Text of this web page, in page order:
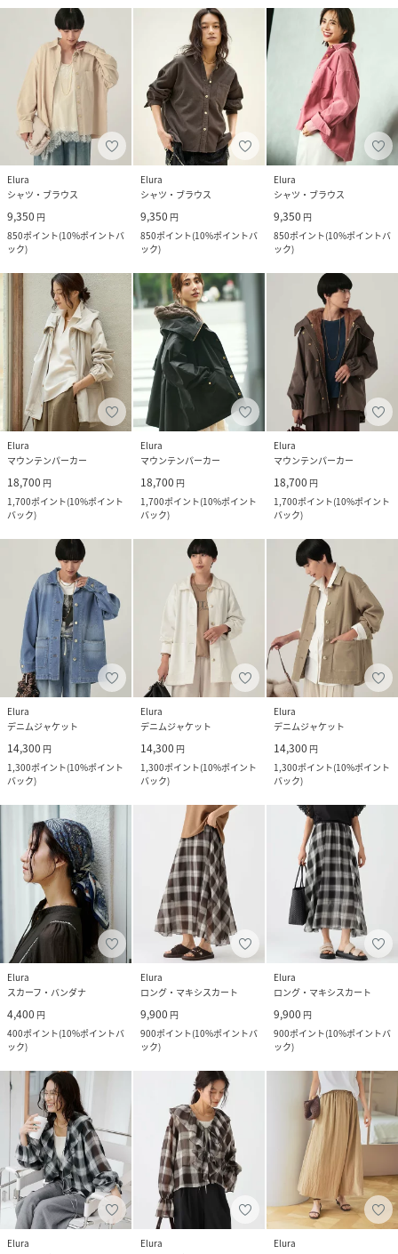
Elura
シャツ・ブラウス
9,350 円
850ポイント(10%ポイントバ
ック)
Elura
シャツ・ブラウス
9,350 円
850ポイント(10%ポイントバ
ック)
Elura
シャツ・ブラウス
9,350 円
850ポイント(10%ポイントバ
ック)
Elura
マウンテンパーカー
18,700 円
1,700ポイント(10%ポイント
バック)
Elura
マウンテンパーカー
18,700 円
1,700ポイント(10%ポイント
バック)
Elura
マウンテンパーカー
18,700 円
1,700ポイント(10%ポイント
バック)
Elura
デニムジャケット
14,300 円
1,300ポイント(10%ポイント
バック)
Elura
デニムジャケット
14,300 円
1,300ポイント(10%ポイント
バック)
Elura
デニムジャケット
14,300 円
1,300ポイント(10%ポイント
バック)
Elura
スカーフ・バンダナ
4,400 円
400ポイント(10%ポイントバ
ック)
Elura
ロング・マキシスカート
9,900 円
900ポイント(10%ポイントバ
ック)
Elura
ロング・マキシスカート
9,900 円
900ポイント(10%ポイントバ
ック)
Elura
Elura
Elura